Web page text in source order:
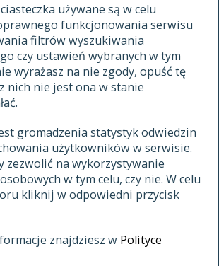
używane są w celu
funkcjonowania serwisu
filtrów wyszukiwania
czy ustawień wybranych w tym
wyrażasz na nie zgody, opuść tę
nich nie jest ona w stanie
gromadzenia statystyk odwiedzin
użytkowników w serwisie.
zezwolić na wykorzystywanie
w tym celu, czy nie. W celu
kliknij w odpowiedni przycisk
znajdziesz w Polityce
hasła
znajdź hasła
się od